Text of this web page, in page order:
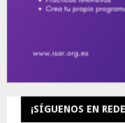
¡SÍGUENOS EN